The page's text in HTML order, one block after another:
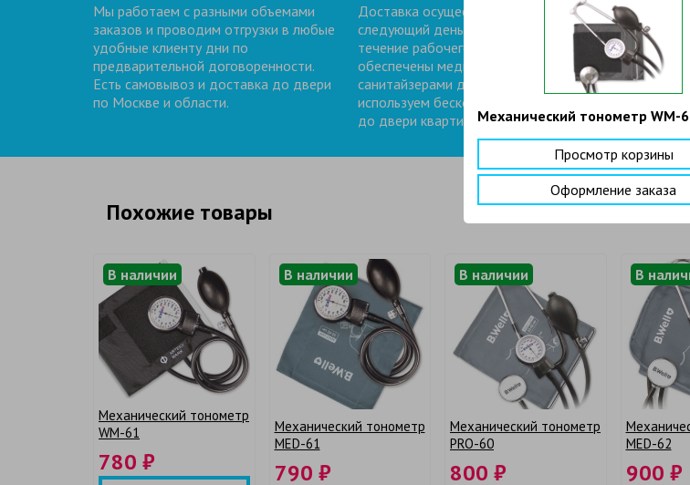
Мы работаем с разными объемами
заказов и проводим отгрузки в любые
удобные клиенту дни по
предварительной договоренности.
Есть самовывоз и доставка до двери
по Москве и области.
Доставка осуществляется на
следующий день после заказа в
течение рабочего дня. Курьеры
обеспечены медицинскими масками и
санитайзерами для обработки рук. Мы
используем бесконтактную доставку
до двери квартиры или офиса.
На нашем
запас
Похожие товары
В наличии
Механический тонометр
WM-61
780 ₽
В наличии
Механический тонометр
MED-61
790 ₽
В наличии
Механический тонометр
PRO-60
800 ₽
В
MED-62
900 ₽
Механический тонометр WM-
Просмотр корзины
Оформление заказа